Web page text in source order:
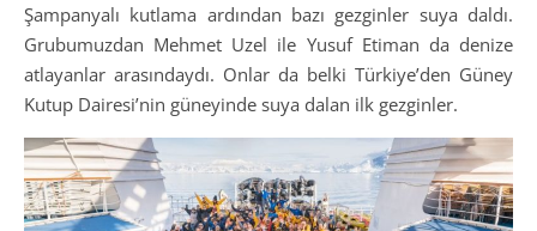
Şampanyalı kutlama ardından bazı gezginler suya daldı.
Grubumuzdan Mehmet Uzel ile Yusuf Etiman da denize
atlayanlar arasındaydı. Onlar da belki Türkiye’den Güney
Kutup Dairesi’nin güneyinde suya dalan ilk gezginler.